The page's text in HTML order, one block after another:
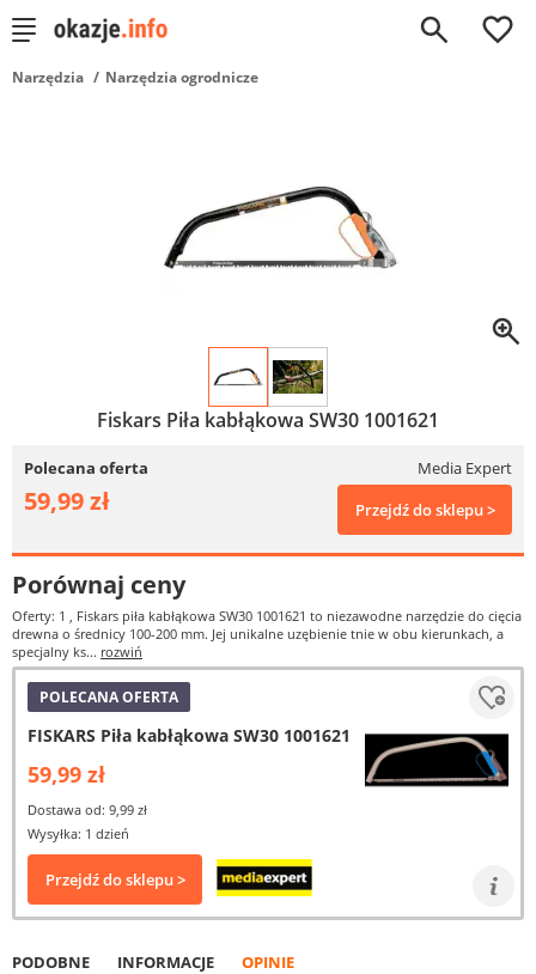
0
Narzędzia Narzędzia ogrodnicze
Fiskars Piła kabłąkowa SW30 1001621
Polecana oferta Media Expert
59,99 zł Przejdź do sklepu >
Porównaj ceny
Oferty: 1 , Fiskars piła kabłąkowa SW30 1001621 to niezawodne narzędzie do cięcia
drewna o średnicy 100-200 mm. Jej unikalne uzębienie tnie w obu kierunkach, a
specjalny ks... rozwiń
POLECANA OFERTA
FISKARS Piła kabłąkowa SW30 1001621
59,99 zł
Dostawa od: 9,99 zł
Wysyłka: 1 dzień
Przejdź do sklepu >
PODOBNE INFORMACJE OPINIE